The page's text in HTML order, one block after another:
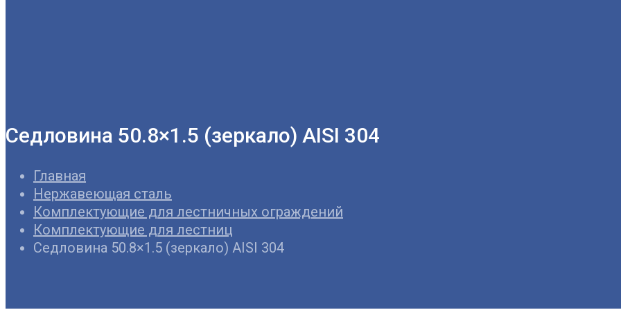
Седловина 50.8×1.5 (зеркало) AISI 304
Главная
Нержавеющая сталь
Комплектующие для лестничных ограждений
Комплектующие для лестниц
Седловина 50.8×1.5 (зеркало) AISI 304